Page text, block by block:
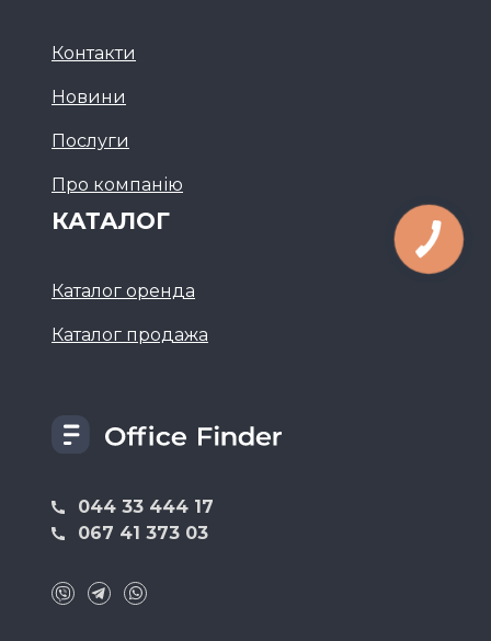
044 33 444 17
067 41 373 03
Контакти
Новини
Послуги
Про компанію
КАТАЛОГ
Каталог оренда
Каталог продажа